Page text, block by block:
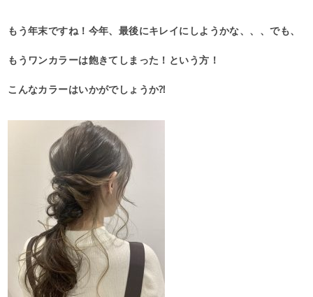
もう年末ですね！今年、最後にキレイにしようかな、、、でも、
もうワンカラーは飽きてしまった！という方！
こんなカラーはいかがでしょうか⁈